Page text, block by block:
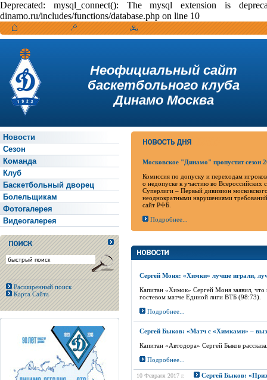
Deprecated: mysql_connect(): The mysql extension is
dinamo.ru/includes/functions/database.php on line 10
Неофициальный сайт
баскетбольного клуба
Динамо Москва
Новости
Сезон
Команда
Клуб
Баскетбольный дворец
Болельщикам
Фотогалерея
Видеогалерея
Расширенный поиск
Карта Сайта
Московское "Динамо" пропустит сезон
Комиссия по допуску и переходам
о недопуске к участию во Всероссийских
Суперлиги – Первый дивизион
неоднократными нарушениями
сайт РФБ.
Подробнее...
Сергей Моня: «Химки» лучше играли,
Капитан «Химок» Сергей Моня заявил, что
гостевом матче Единой лиги ВТБ (98:73).
Подробнее...
Сергей Быков: «Матч с «Химками» –
Капитан «Автодора» Сергей Быков
Подробнее...
10 Февраля 2017 г. Сергей Быков: